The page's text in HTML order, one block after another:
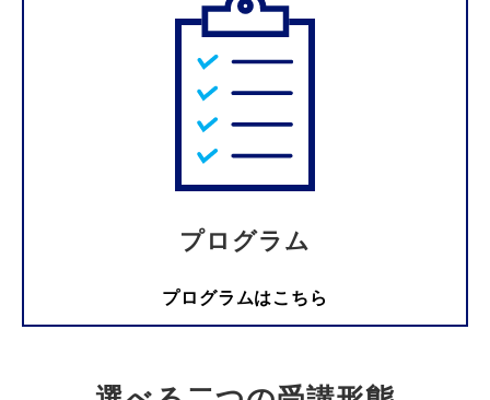
プログラム
プログラムはこちら